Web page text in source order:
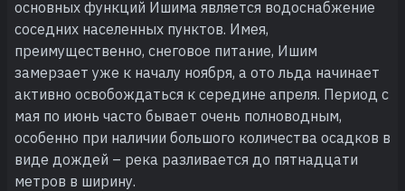
основных функций Ишима является водоснабжение
соседних населенных пунктов. Имея,
преимущественно, снеговое питание, Ишим
замерзает уже к началу ноября, а ото льда начинает
активно освобождаться к середине апреля. Период с
мая по июнь часто бывает очень полноводным,
особенно при наличии большого количества осадков в
виде дождей – река разливается до пятнадцати
метров в ширину.